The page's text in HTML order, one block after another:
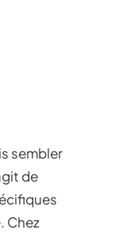
sembler
de
Chez